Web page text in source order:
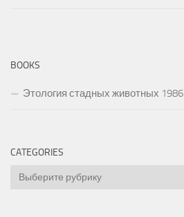
BOOKS
Этология стадных животных 1986
CATEGORIES
Categories